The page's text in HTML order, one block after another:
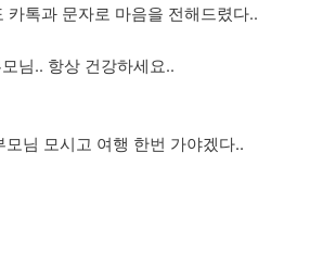
카톡과 문자로 마음을 전해드렸다..
님.. 항상 건강하세요..
모님 모시고 여행 한번 가야겠다..